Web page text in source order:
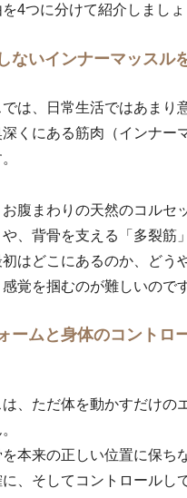
4つに分けて紹介しましょ
ないインナーマッスル
では、日常生活ではあまり
くにある筋肉（インナー
腹まわりの天然のコルセ
や、背骨を支える「多裂筋
はどこにあるのか、どう
覚を掴むのが難しいのです
ームと身体のコントロ
は、ただ体を動かすだけの
本来の正しい位置に保ち
、そしてコントロールし